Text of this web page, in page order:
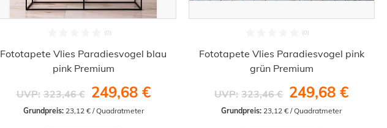
Fototapete Vlies Paradiesvogel blau
pink Premium
UVP: 323,46 € 249,68 €
Grundpreis: 23,12 € / Quadratmeter
Fototapete Vlies Paradiesvogel pink
grün Premium
UVP: 323,46 € 249,68 €
Grundpreis: 23,12 € / Quadratmeter